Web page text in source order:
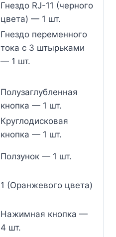
Гнездо RJ-11 (черного
цвета) — 1 шт.
Гнездо переменного
тока с 3 штырьками
— 1 шт.
Полузаглубленная
кнопка — 1 шт.
Круглодисковая
кнопка — 1 шт.
Ползунок — 1 шт.
1 (Оранжевого цвета)
Нажимная кнопка —
4 шт.